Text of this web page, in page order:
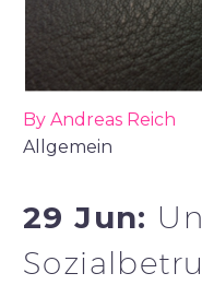
By Andreas Reich
Allgemein
29 Jun: